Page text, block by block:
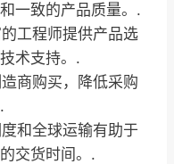
一致的产品质量。.
工程师提供产品选
术支持。.
商购买，降低采购
和全球运输有助于
交货时间。.